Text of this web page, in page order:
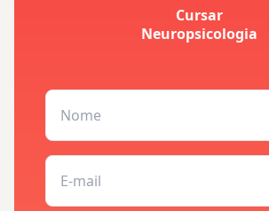
Cursar
Neuropsicologia